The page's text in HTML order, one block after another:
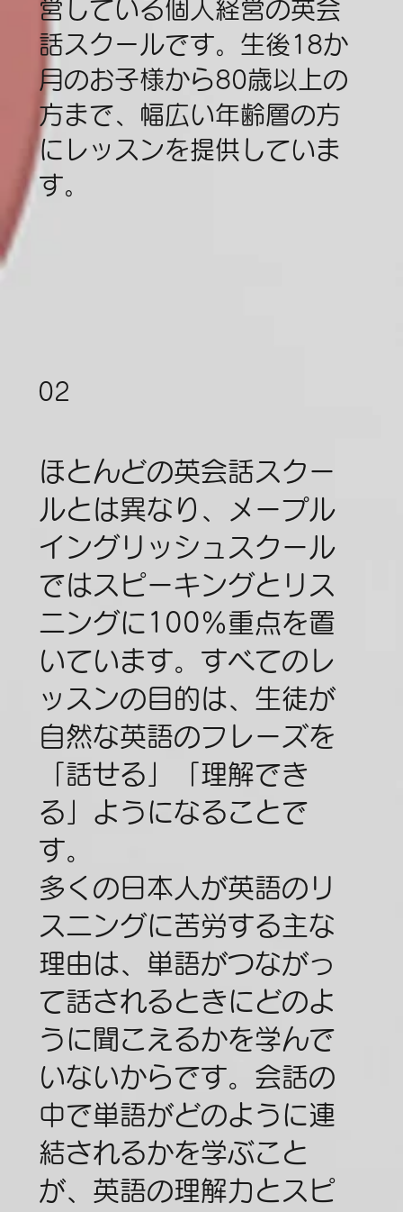
営している個人経営の英会
話スクールです。生後18か
月のお子様から80歳以上の
方まで、幅広い年齢層の方
にレッスンを提供していま
す。
02
ほとんどの英会話スクー
ルとは異なり、メープル
イングリッシュスクール
ではスピーキングとリス
ニングに100％重点を置
いています。すべてのレ
ッスンの目的は、生徒が
自然な英語のフレーズを
「話せる」「理解でき
る」ようになることで
す。
多くの日本人が英語のリ
スニングに苦労する主な
理由は、単語がつながっ
て話されるときにどのよ
うに聞こえるかを学んで
いないからです。会話の
中で単語がどのように連
結されるかを学ぶこと
が、英語の理解力とスピ